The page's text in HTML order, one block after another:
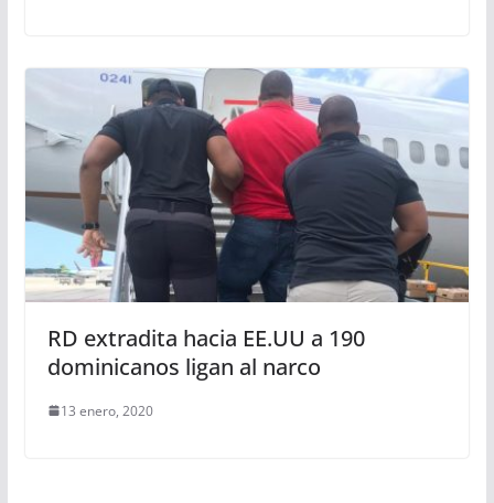
RD extradita hacia EE.UU a 190
dominicanos ligan al narco
13 enero, 2020